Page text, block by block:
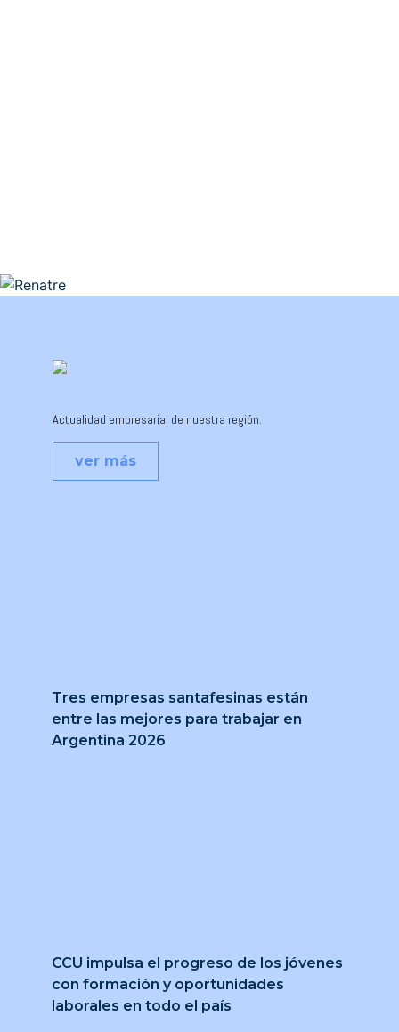
Tres empresas santafesinas están
entre las mejores para trabajar en
Argentina 2026
CCU impulsa el progreso de los jóvenes
con formación y oportunidades
laborales en todo el país
Actualidad empresarial de nuestra región.
ver más